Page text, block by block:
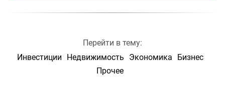
Перейти в тему:
Инвестиции
Недвижимость Экономика
Бизнес
Прочее